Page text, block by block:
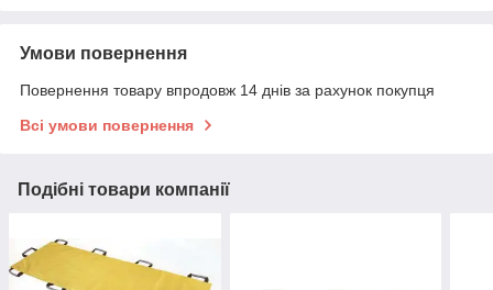
Умови повернення
Повернення товару впродовж 14 днів за рахунок покупця
Всі умови повернення
Подібні товари компанії